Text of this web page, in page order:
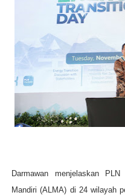
Darmawan menjelaskan
Mandiri (ALMA) di 24 wilayah